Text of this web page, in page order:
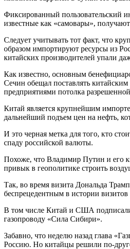
Фиксированный пользовательский
известные как «самовары»,
Следует учитывать тот факт, что
образом импортируют ресурсы из
китайских производителей упали
Как известно, основным
Сечин обещал поставлять
предприятиями потолка
Китай является крупнейшим
дальнейший подъем цен на нефть,
И это черная метка для того, кто
спаду российской валюты.
Похоже, что Владимир Путин и его
привык в геополитике строить
Так, во время визита Дональда
беспрецедентным в истории
В том числе Китай и США подписали
газопроводу «Сила Сибири».
Забавно, что неделю назад глава
Россию. Но китайцы решили по-